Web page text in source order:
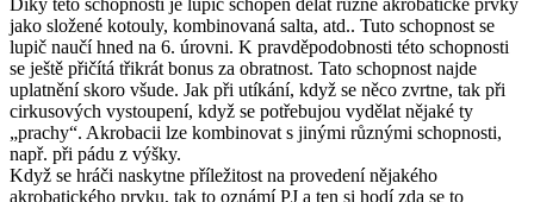
Díky této schopnosti je lupič schopen dělat různé akrobatické prvky
jako složené kotouly, kombinovaná salta, atd.. Tuto schopnost se
lupič naučí hned na 6. úrovni. K pravděpodobnosti této schopnosti
se ještě přičítá třikrát bonus za obratnost. Tato schopnost najde
uplatnění skoro všude. Jak při utíkání, když se něco zvrtne, tak při
cirkusových vystoupení, když se potřebujou vydělat nějaké ty
„prachy“. Akrobacii lze kombinovat s jinými různými schopnosti,
např. při pádu z výšky.
Když se hráči naskytne příležitost na provedení nějakého
akrobatického prvku, tak to oznámí PJ a ten si hodí zda se to